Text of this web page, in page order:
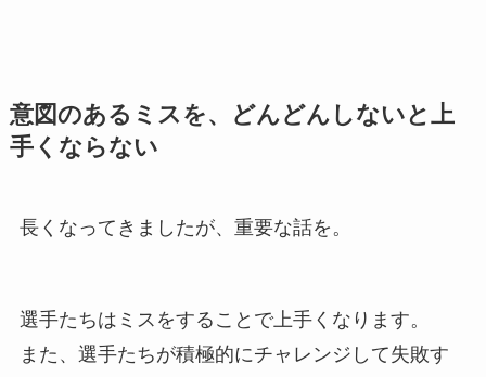
意図のあるミスを、どんどんしないと上
手くならない
長くなってきましたが、重要な話を。
選手たちはミスをすることで上手くなります。
また、選手たちが積極的にチャレンジして失敗す